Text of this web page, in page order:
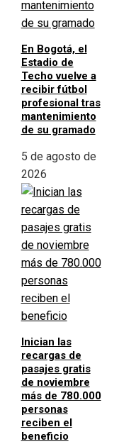
En Bogotá, el
Estadio de
Techo vuelve a
recibir fútbol
profesional tras
mantenimiento
de su gramado
5 de agosto de
2026
Inician las
recargas de
pasajes gratis
de noviembre
más de 780.000
personas
reciben el
beneficio